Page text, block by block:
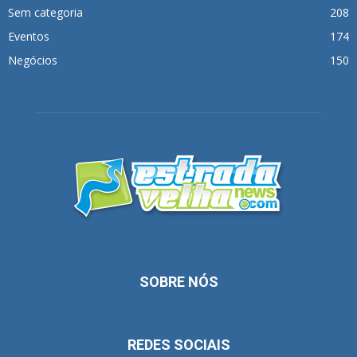
Sem categoria
208
Eventos
174
Negócios
150
SOBRE NÓS
REDES SOCIAIS